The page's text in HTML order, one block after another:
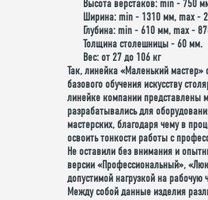
Высота верстаков: min - 750
Ширина: min - 1310 мм, max -
Глубина: min - 610 мм, max -
Толщина столешницы - 60 мм.
Вес: от 27 до 106 кг
Так,линейка «Маленький мастер»
базового обучения искусству
линейке компании представлены
разрабатывались для
мастерских, благодаря чему в
освоить тонкости работы с
Не оставили без внимания и
версии «Профессиональный»,
допустимой нагрузкой на рабочую
Между собой данные изделия